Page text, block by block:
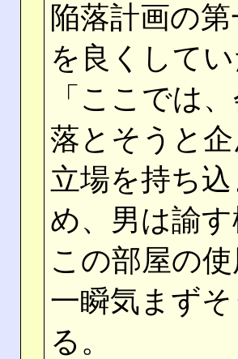
陥落計画の
を良くして
「ここでは
落とそうと
立場を持ち
め、男は諭
この部屋の
一瞬気まず
る。